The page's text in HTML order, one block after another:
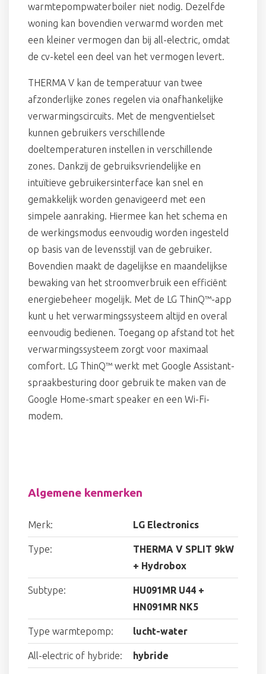
warmtepompwaterboiler niet nodig. Dezelfde
woning kan bovendien verwarmd worden met
een kleiner vermogen dan bij all-electric, omdat
de cv-ketel een deel van het vermogen levert.
THERMA V kan de temperatuur van twee
afzonderlijke zones regelen via onafhankelijke
verwarmingscircuits. Met de mengventielset
kunnen gebruikers verschillende
doeltemperaturen instellen in verschillende
zones. Dankzij de gebruiksvriendelijke en
intuïtieve gebruikersinterface kan snel en
gemakkelijk worden genavigeerd met een
simpele aanraking. Hiermee kan het schema en
de werkingsmodus eenvoudig worden ingesteld
op basis van de levensstijl van de gebruiker.
Bovendien maakt de dagelijkse en maandelijkse
bewaking van het stroomverbruik een efficiënt
energiebeheer mogelijk. Met de LG ThinQ™-app
kunt u het verwarmingssysteem altijd en overal
eenvoudig bedienen. Toegang op afstand tot het
verwarmingssysteem zorgt voor maximaal
comfort. LG ThinQ™ werkt met Google Assistant-
spraakbesturing door gebruik te maken van de
Google Home-smart speaker en een Wi-Fi-
modem.
Algemene kenmerken
Merk: LG Electronics
Type:
THERMA V SPLIT 9kW
+ Hydrobox
Subtype:
HU091MR U44 +
HN091MR NK5
Type warmtepomp: lucht-water
All-electric of hybride: hybride